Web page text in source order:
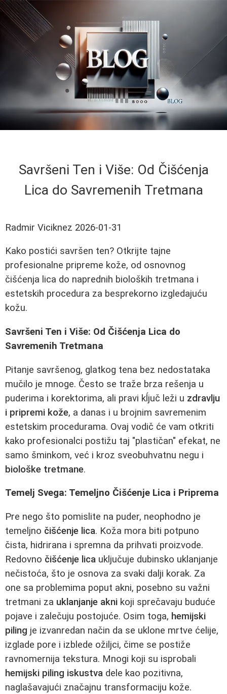
Savršeni Ten i Više: Od Čišćenja
Lica do Savremenih Tretmana
Radmir Viciknez 2026-01-31
Kako postići savršen ten? Otkrijte tajne
profesionalne pripreme kože, od osnovnog
čišćenja lica do naprednih bioloških tretmana i
estetskih procedura za besprekorno izgledajuću
kožu.
Savršeni Ten i Više: Od Čišćenja Lica do
Savremenih Tretmana
Pitanje savršenog, glatkog tena bez nedostataka
mučilo je mnoge. Često se traže brza rešenja u
puderima i korektorima, ali pravi kĺjuč leži u zdravlju
i pripremi kože, a danas i u brojnim savremenim
estetskim procedurama. Ovaj vodič će vam otkriti
kako profesionalci postižu taj "plastičan" efekat, ne
samo šminkom, već i kroz sveobuhvatnu negu i
biološke tretmane.
Temelj Svega: Temeljno Čišćenje Lica i Priprema
Pre nego što pomislite na puder, neophodno je
temeljno čišćenje lica. Koža mora biti potpuno
čista, hidrirana i spremna da prihvati proizvode.
Redovno čišćenje lica uključuje dubinsko uklanjanje
nečistoća, što je osnova za svaki dalji korak. Za
one sa problemima poput akni, posebno su važni
tretmani za uklanjanje akni koji sprečavaju buduće
pojave i zalečuju postojuće. Osim toga, hemijski
piling je izvanredan način da se uklone mrtve ćelije,
izglade pore i izblede ožiljci, čime se postiže
ravnomernija tekstura. Mnogi koji su isprobali
hemijski piling iskustva dele kao pozitivna,
naglašavajući značajnu transformaciju kože.